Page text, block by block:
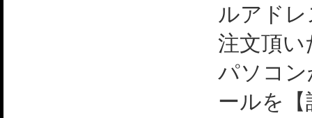
ルアド
注文頂い
パソコ
ールを【